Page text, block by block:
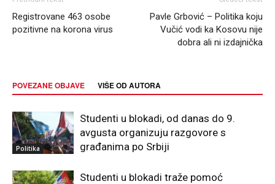
Registrovane 463 osobe
pozitivne na korona virus
Pavle Grbović – Politika koju
Vučić vodi ka Kosovu nije
dobra ali ni izdajnička
POVEZANE OBJAVE VIŠE OD AUTORA
Politika
Studenti u blokadi, od danas do 9.
avgusta organizuju razgovore s
građanima po Srbiji
Studenti u blokadi traže pomoć